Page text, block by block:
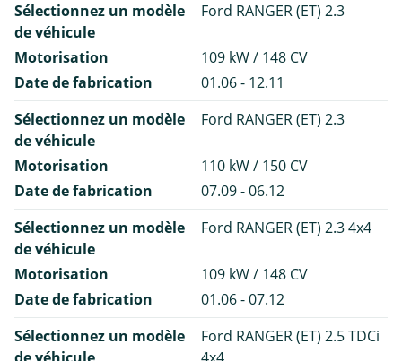
Sélectionnez un modèle
de véhicule
Ford RANGER (ET) 2.3
Motorisation
109 kW / 148 CV
Date de fabrication
01.06 - 12.11
Sélectionnez un modèle
de véhicule
Ford RANGER (ET) 2.3
Motorisation
110 kW / 150 CV
Date de fabrication
07.09 - 06.12
Sélectionnez un modèle
de véhicule
Ford RANGER (ET) 2.3 4x4
Motorisation
109 kW / 148 CV
Date de fabrication
01.06 - 07.12
Sélectionnez un modèle
Ford RANGER (ET) 2.5 TDCi